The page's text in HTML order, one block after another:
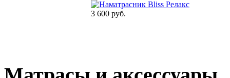
3 600 руб.